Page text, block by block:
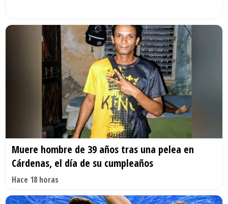
Muere hombre de 39 años tras una pelea en
Cárdenas, el día de su cumpleaños
Hace 18 horas